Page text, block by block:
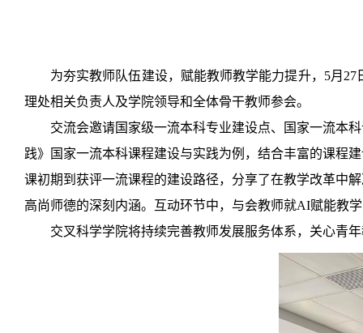
为夯实教师队伍建设，赋能教师教学能力提升，5月
理处相关负责人及学院领导和全体骨干教师参会。
交流会邀请国家级一流本科专业建设点、国家一流本
践》国家一流本科课程建设与实践为例，结合丰富的课程
课初期到获评一流课程的建设路径，分享了在教学改革中
高尚师德的深刻内涵。互动环节中，与会教师就AI赋能教
交叉科学学院将持续完善教师发展服务体系，关心青